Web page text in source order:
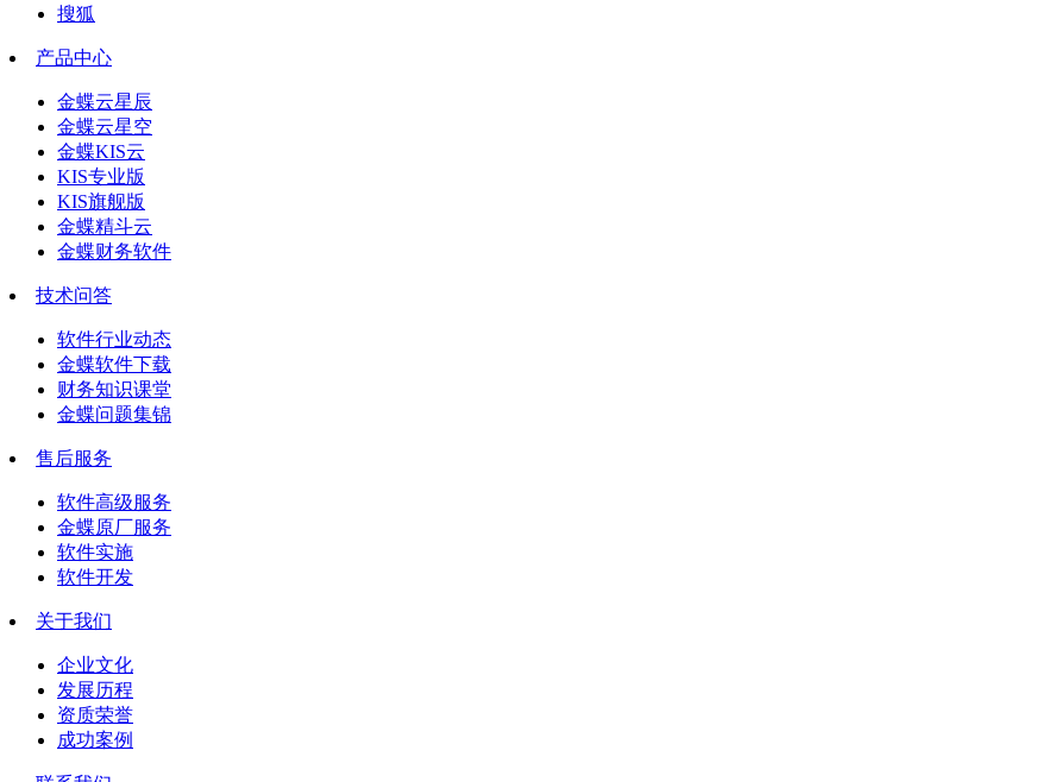
搜狐
产品中心
金蝶云星辰
金蝶云星空
金蝶KIS云
KIS专业版
KIS旗舰版
金蝶精斗云
金蝶财务软件
技术问答
软件行业动态
金蝶软件下载
财务知识课堂
金蝶问题集锦
售后服务
软件高级服务
金蝶原厂服务
软件实施
软件开发
关于我们
企业文化
发展历程
资质荣誉
成功案例